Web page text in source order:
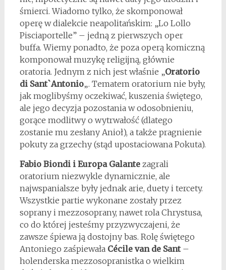
śmierci. Wiadomo tylko, że skomponował
operę w dialekcie neapolitańskim: „Lo Lollo
Pisciaportelle” – jedną z pierwszych oper
buffa. Wiemy ponadto, że poza operą komiczną
komponował muzykę religijną, głównie
oratoria. Jednym z nich jest właśnie „Oratorio
di Sant`Antonio„. Tematem oratorium nie były,
jak moglibyśmy oczekiwać, kuszenia świętego,
ale jego decyzja pozostania w odosobnieniu,
gorące modlitwy o wytrwałość (dlatego
zostanie mu zesłany Anioł), a także pragnienie
pokuty za grzechy (stąd upostaciowana Pokuta).
Fabio Biondi i Europa Galantezagrali
oratorium niezwykle dynamicznie, ale
najwspanialsze były jednak arie, duety i tercety.
Wszystkie partie wykonane zostały przez
soprany i mezzosoprany, nawet rola Chrystusa,
co do której jesteśmy przyzwyczajeni, że
zawsze śpiewa ją dostojny bas. Rolę świętego
Antoniego zaśpiewała Cécile van de Sant–
holenderska mezzosopranistka o wielkim